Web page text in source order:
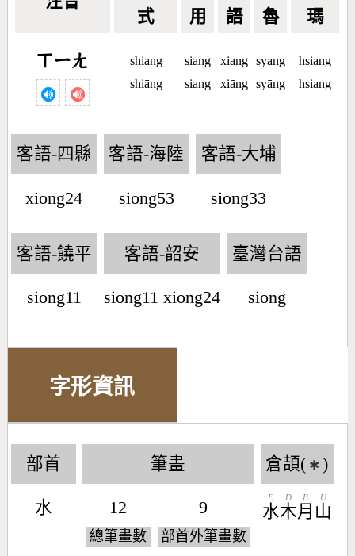
式 用 語 魯 瑪
ㄒㄧㄤ
shiang
shiāng
siang
siang
xiang
xiāng
syang
syāng
hsiang
hsiang
客語-四縣
xiong24
客語-海陸
siong53
客語-大埔
siong33
客語-饒平
siong11
客語-韶安
siong11 xiong24
臺灣台語
siong
字形資訊
部首
水
筆畫
12
總筆畫數
9
部首外筆畫數
倉頡( ✱ )
水
E
木
D
月
B
山
U